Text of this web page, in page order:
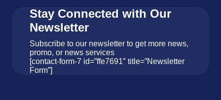
Stay Connected with Our
Newsletter
Subscribe to our newsletter to get more news,
promo, or news services
[contact-form-7 id=”ffe7691″ title=”Newsletter
Form”]